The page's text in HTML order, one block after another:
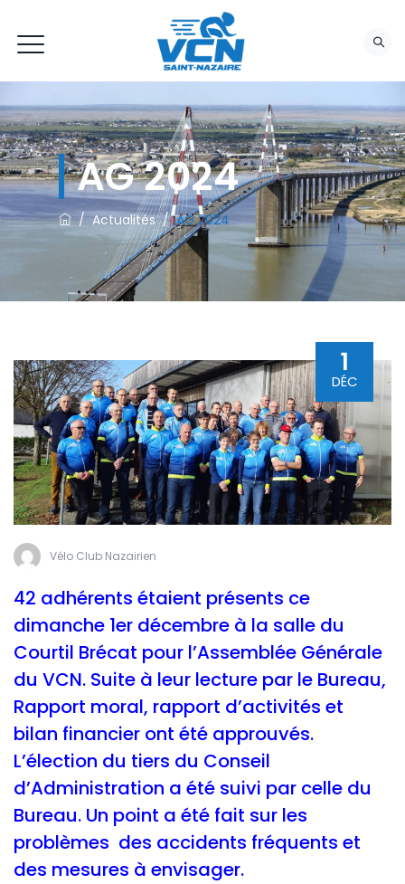
AG 2024
/Actualités/AG 2024
1
DÉC
Vélo Club Nazairien
42 adhérents étaient présents ce
dimanche 1er décembre à la salle du
Courtil Brécat pour l’Assemblée Générale
du VCN. Suite à leur lecture par le Bureau,
Rapport moral, rapport d’activités et
bilan financier ont été approuvés.
L’élection du tiers du Conseil
d’Administration a été suivi par celle du
Bureau. Un point a été fait sur les
problèmes des accidents fréquents et
des mesures à envisager.